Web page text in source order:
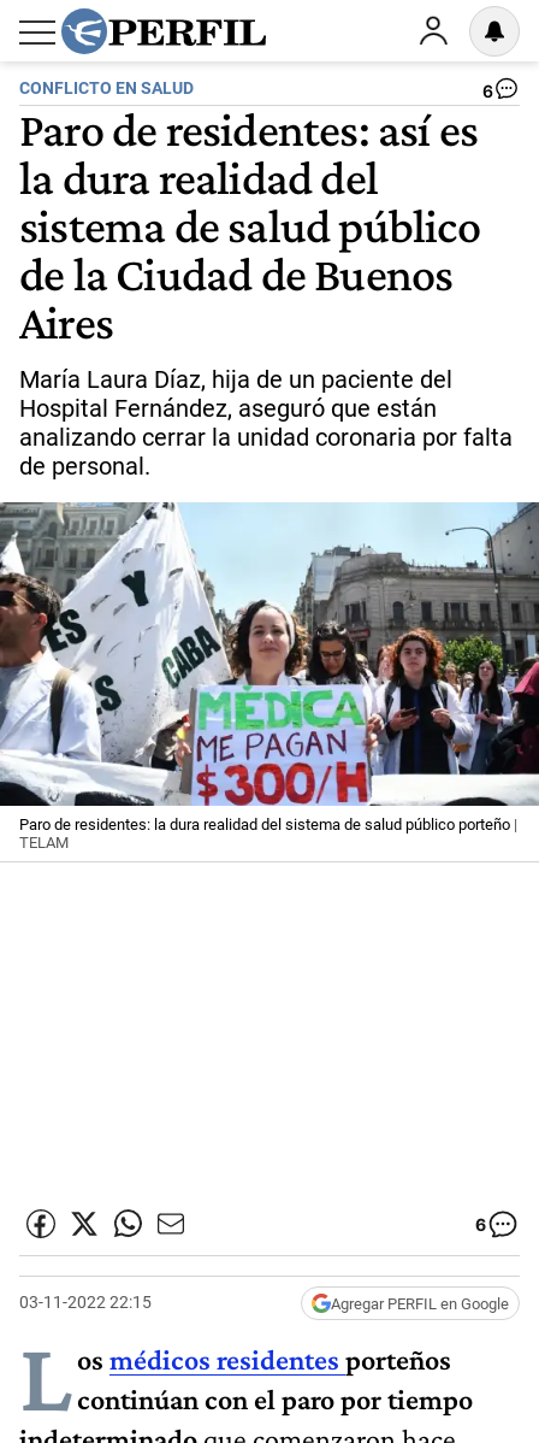
CONFLICTO EN SALUD 6
Paro de residentes: así es
la dura realidad del
sistema de salud público
de la Ciudad de Buenos
Aires
María Laura Díaz, hija de un paciente del
Hospital Fernández, aseguró que están
analizando cerrar la unidad coronaria por falta
de personal.
Paro de residentes: la dura realidad del sistema de salud público porteño |
TELAM
6
03-11-2022 22:15 Agregar PERFIL en Google
Los médicos residentes porteños
continúan con el paro por tiempo